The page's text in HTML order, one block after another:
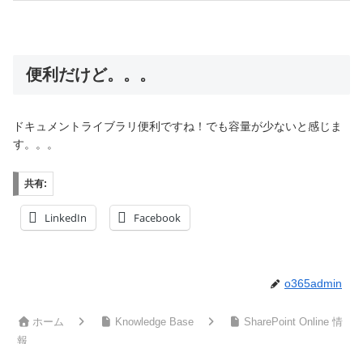
便利だけど。。。
ドキュメントライブラリ便利ですね！でも容量が少ないと感じま
す。。。
共有:
LinkedIn Facebook
o365admin
ホーム Knowledge Base
SharePoint Online 情
報